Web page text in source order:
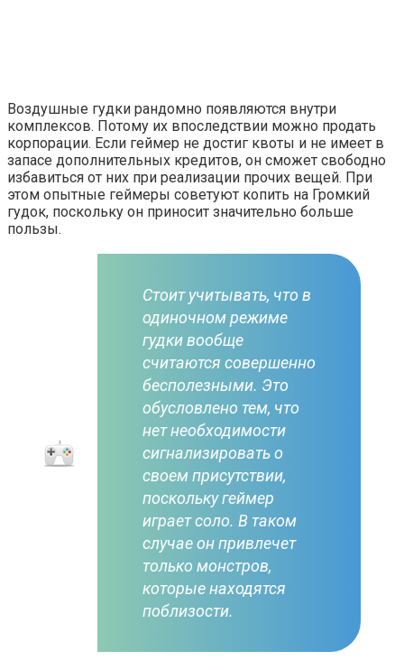
Воздушные гудки рандомно появляются внутри
комплексов. Потому их впоследствии можно продать
корпорации. Если геймер не достиг квоты и не имеет в
запасе дополнительных кредитов, он сможет свободно
избавиться от них при реализации прочих вещей. При
этом опытные геймеры советуют копить на Громкий
гудок, поскольку он приносит значительно больше
пользы.
Стоит учитывать, что в
одиночном режиме
гудки вообще
считаются совершенно
бесполезными. Это
обусловлено тем, что
нет необходимости
сигнализировать о
своем присутствии,
поскольку геймер
играет соло. В таком
случае он привлечет
только монстров,
которые находятся
поблизости.